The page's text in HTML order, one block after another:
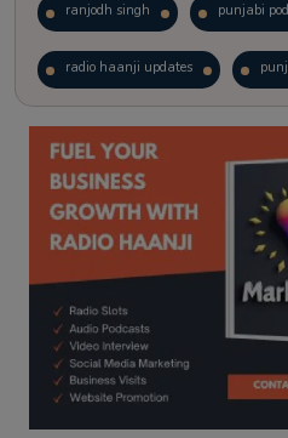
ranjodh singh punjabi
radio haanji updates
kitaab kahani punjabi